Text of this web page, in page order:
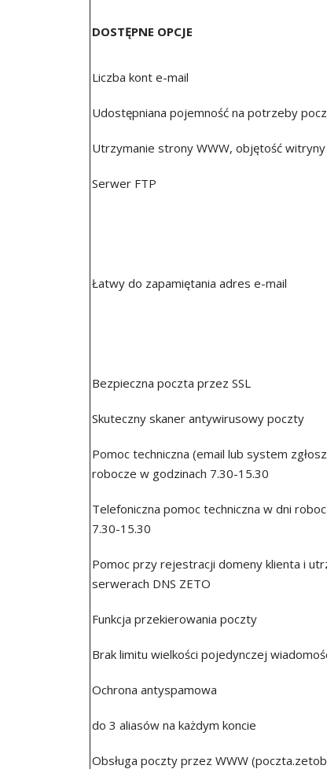
DOSTĘPNE OPCJE
Liczba kont e-mail
Udostępniana pojemność na potrzeby
Utrzymanie strony WWW, objętość witryny
Serwer FTP
Łatwy do zapamiętania adres e-mail
Bezpieczna poczta przez SSL
Skuteczny skaner antywirusowy poczty
Pomoc techniczna (email lub system
robocze w godzinach 7.30-15.30
Telefoniczna pomoc techniczna w dni
7.30-15.30
Pomoc przy rejestracji domeny klienta i
serwerach DNS ZETO
Funkcja przekierowania poczty
Brak limitu wielkości pojedynczej
Ochrona antyspamowa
do 3 aliasów na każdym koncie
Obsługa poczty przez WWW